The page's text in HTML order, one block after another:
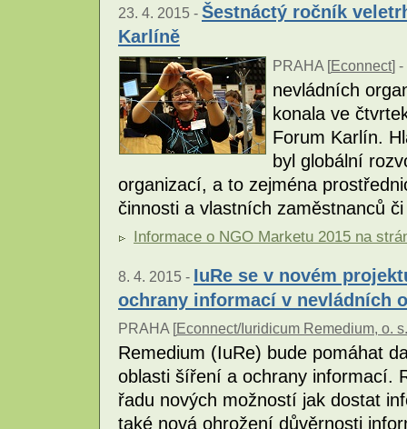
23. 4. 2015 - Šestnáctý ročník
Karlíně
PRAHA [Econnect] -
nevládních
konala ve
Forum Karlín.
byl globální
organizací, a to zejména
činnosti a vlastních zaměstnanců
Informace o NGO Marketu 2015 na
8. 4. 2015 - IuRe se v novém
ochrany informací v nevládních
PRAHA [Econnect/Iuridicum Remedium, o. s.
Remedium (IuRe) bude pomáhat
oblasti šíření a ochrany informací.
řadu nových možností jak dostat
také nová ohrožení důvěrnosti